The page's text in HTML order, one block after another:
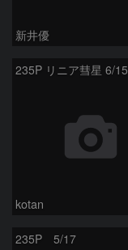
新井優
235P リニア彗星 6/15
kotan
235P 5/17